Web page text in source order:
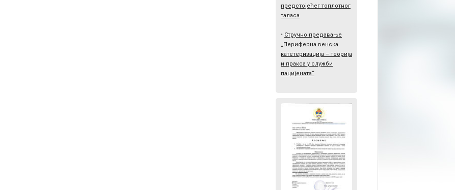
предстојећег топлотног
таласа
• Стручно предавање
„Периферна венска
катетеризација – теорија
и пракса у служби
пацијената“